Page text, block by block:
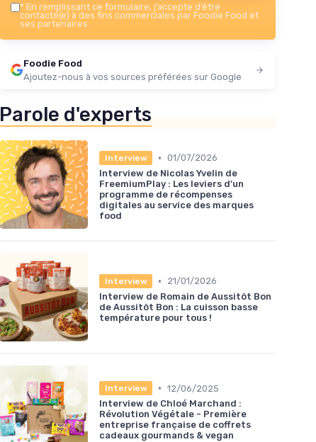
* En remplissant ce formulaire, j’accepte d’être
contacté(e) à des fins commerciales par Foodie Food et
ses partenaires.
Foodie Food
Ajoutez-nous à vos sources préférées sur Google
Parole d'experts
Interview • 01/07/2026
Interview de Nicolas Yvelin de
FreemiumPlay : Les leviers d’un
programme de récompenses
digitales au service des marques
food
Interview •
21/01/2026
Interview de Romain de Aussitôt Bon
de Aussitôt Bon : La cuisson basse
température pour tous !
Interview • 12/06/2025
Interview de Chloé Marchand :
Révolution Végétale - Première
entreprise française de coffrets
cadeaux gourmands & vegan